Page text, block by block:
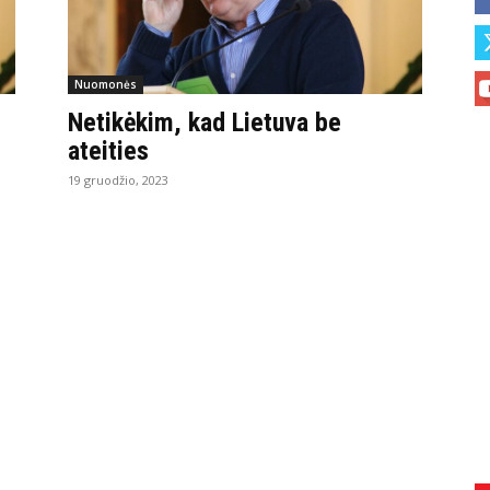
Nuomonės
Netikėkim, kad Lietuva be
ateities
19 gruodžio, 2023